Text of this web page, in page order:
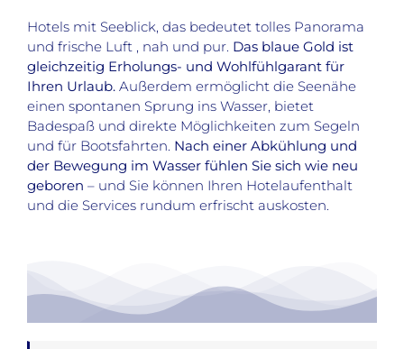
Hotels mit Seeblick, das bedeutet tolles Panorama
und frische Luft , nah und pur. Das blaue Gold ist
gleichzeitig Erholungs- und Wohlfühlgarant für
Ihren Urlaub. Außerdem ermöglicht die Seenähe
einen spontanen Sprung ins Wasser, bietet
Badespaß und direkte Möglichkeiten zum Segeln
und für Bootsfahrten. Nach einer Abkühlung und
der Bewegung im Wasser fühlen Sie sich wie neu
geboren – und Sie können Ihren Hotelaufenthalt
und die Services rundum erfrischt auskosten.